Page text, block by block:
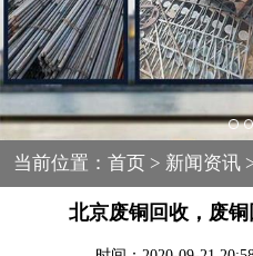
当前位置： 首页> 新闻资讯
北京废铜回收，废